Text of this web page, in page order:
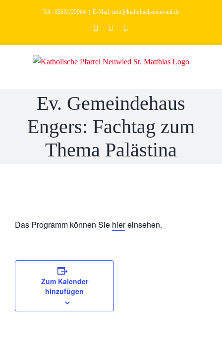
Tel.: 02631/25964 E-Mail: info@katholisch-neuwied.de
facebook
youtube
Ev. Gemeindehaus
Engers: Fachtag zum
Thema Palästina
Ev. Gemeindehaus
Engers: Fachtag zum
Thema Palästina
19. September 2026 |
10:00
Das Programm können Sie hiereinsehen.
Zum Kalender
hinzufügen